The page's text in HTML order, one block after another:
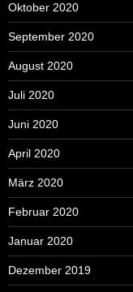
Oktober 2020
September 2020
August 2020
Juli 2020
Juni 2020
April 2020
März 2020
Februar 2020
Januar 2020
Dezember 2019